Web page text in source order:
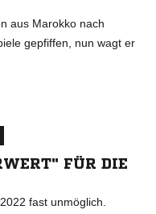
aus Marokko nach
gepfiffen, nun wagt er
FÜR DIE
fast unmöglich.